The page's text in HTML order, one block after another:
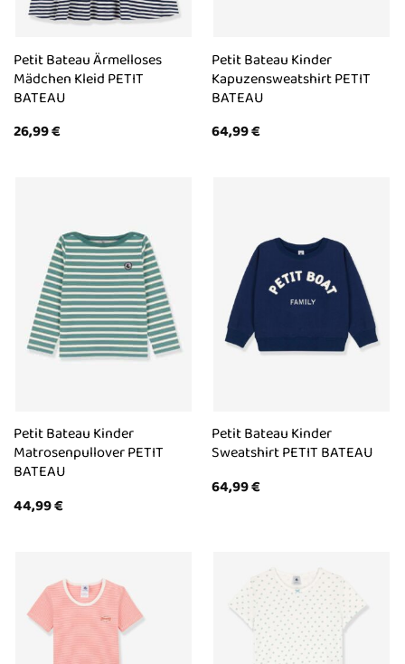
Petit Bateau Ärmelloses
Mädchen Kleid PETIT
BATEAU
26,99€
Petit Bateau Kinder
Kapuzensweatshirt PETIT
BATEAU
64,99€
Petit Bateau Kinder
Matrosenpullover PETIT
BATEAU
44,99€
Petit Bateau Kinder
Sweatshirt PETIT BATEAU
64,99€